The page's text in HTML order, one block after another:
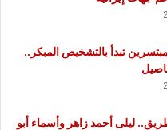
تبدأ بالتشخيص المبكر..
ليلى أحمد زاهر وأسماء أبو